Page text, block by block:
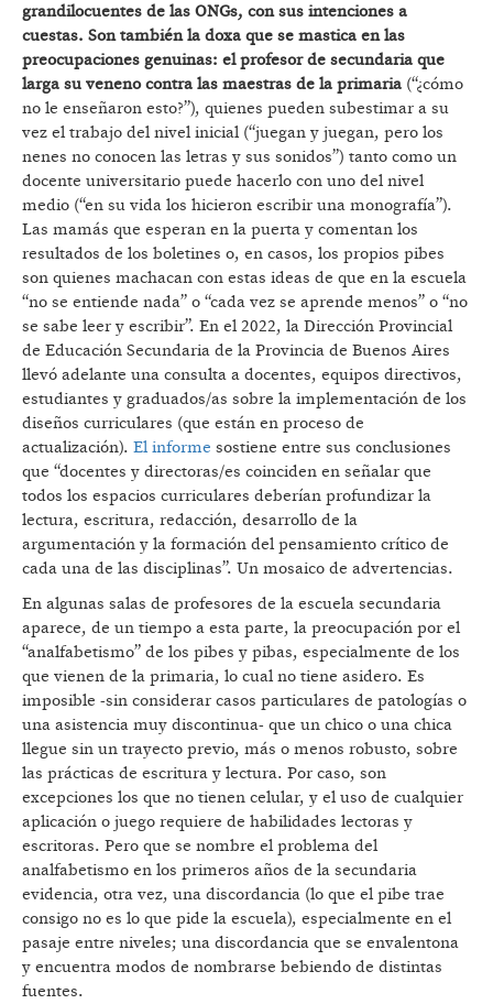
grandilocuentes de las ONGs, con sus intenciones a
cuestas. Son también la doxa que se mastica en las
preocupaciones genuinas: el profesor de secundaria que
larga su veneno contra las maestras de la primaria (“¿cómo
no le enseñaron esto?”), quienes pueden subestimar a su
vez el trabajo del nivel inicial (“juegan y juegan, pero los
nenes no conocen las letras y sus sonidos”) tanto como un
docente universitario puede hacerlo con uno del nivel
medio (“en su vida los hicieron escribir una monografía”).
Las mamás que esperan en la puerta y comentan los
resultados de los boletines o, en casos, los propios pibes
son quienes machacan con estas ideas de que en la escuela
“no se entiende nada” o “cada vez se aprende menos” o “no
se sabe leer y escribir”. En el 2022, la Dirección Provincial
de Educación Secundaria de la Provincia de Buenos Aires
llevó adelante una consulta a docentes, equipos directivos,
estudiantes y graduados/as sobre la implementación de los
diseños curriculares (que están en proceso de
actualización). El informe sostiene entre sus conclusiones
que “docentes y directoras/es coinciden en señalar que
todos los espacios curriculares deberían profundizar la
lectura, escritura, redacción, desarrollo de la
argumentación y la formación del pensamiento crítico de
cada una de las disciplinas”. Un mosaico de advertencias.
En algunas salas de profesores de la escuela secundaria
aparece, de un tiempo a esta parte, la preocupación por el
“analfabetismo” de los pibes y pibas, especialmente de los
que vienen de la primaria, lo cual no tiene asidero. Es
imposible -sin considerar casos particulares de patologías o
una asistencia muy discontinua- que un chico o una chica
llegue sin un trayecto previo, más o menos robusto, sobre
las prácticas de escritura y lectura. Por caso, son
excepciones los que no tienen celular, y el uso de cualquier
aplicación o juego requiere de habilidades lectoras y
escritoras. Pero que se nombre el problema del
analfabetismo en los primeros años de la secundaria
evidencia, otra vez, una discordancia (lo que el pibe trae
consigo no es lo que pide la escuela), especialmente en el
pasaje entre niveles; una discordancia que se envalentona
y encuentra modos de nombrarse bebiendo de distintas
fuentes.